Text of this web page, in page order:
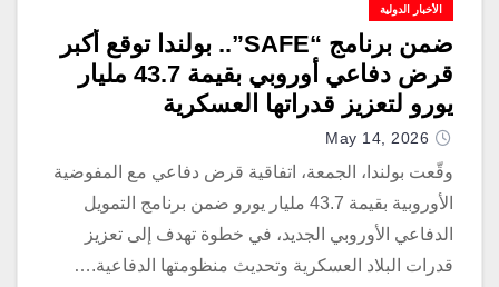
الأخبار الدولية
ضمن برنامج “SAFE”.. بولندا توقع أكبر
قرض دفاعي أوروبي بقيمة 43.7 مليار
يورو لتعزيز قدراتها العسكرية
May 14, 2026
وقّعت بولندا، الجمعة، اتفاقية قرض دفاعي مع المفوضية
الأوروبية بقيمة 43.7 مليار يورو ضمن برنامج التمويل
الدفاعي الأوروبي الجديد، في خطوة تهدف إلى تعزيز
قدرات البلاد العسكرية وتحديث منظومتها الدفاعية.…